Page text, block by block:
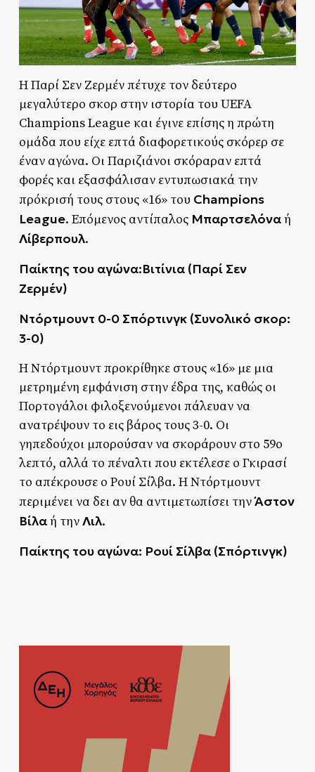
Η Παρί Σεν Ζερμέν πέτυχε τον δεύτερο
μεγαλύτερο σκορ στην ιστορία του UEFA
Champions League και έγινε επίσης η πρώτη
ομάδα που είχε επτά διαφορετικούς σκόρερ σε
έναν αγώνα. Οι Παριζιάνοι σκόραραν επτά
φορές και εξασφάλισαν εντυπωσιακά την
πρόκρισή τους στους «16» του Champions
League. Επόμενος αντίπαλος Μπαρτσελόναή
Λίβερπουλ.
Παίκτης του αγώνα:Βιτίνια (Παρί Σεν
Ζερμέν)
Ντόρτμουντ 0-0 Σπόρτινγκ (Συνολικό σκορ:
3-0)
Η Ντόρτμουντ προκρίθηκε στους «16» με μια
μετρημένη εμφάνιση στην έδρα της, καθώς οι
Πορτογάλοι φιλοξενούμενοι πάλευαν να
ανατρέψουν το εις βάρος τους 3-0. Οι
γηπεδούχοι μπορούσαν να σκοράρουν στο 59ο
λεπτό, αλλά το πέναλτι που εκτέλεσε ο Γκιρασί
το απέκρουσε ο Ρουί Σίλβα. Η Ντόρτμουντ
περιμένει να δει αν θα αντιμετωπίσει τηνΆστον
Βίλαή τηνΛιλ.
Παίκτης του αγώνα: Ρουί Σίλβα (Σπόρτινγκ)